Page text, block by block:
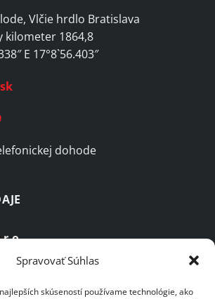
Spravovať Súhlas
skúseností používame technológie, ako
Vlčie hrdlo Bratislava
kilometer 1864,8
E 17°8`56.403″
dohode
06 Bratislava 2